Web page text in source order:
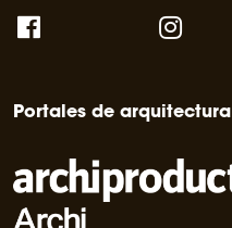
Portales de arquitectura